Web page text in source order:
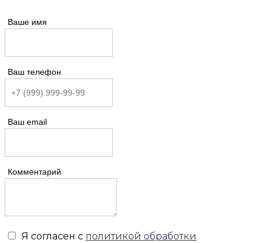
Ваше имя
Ваш телефон
Ваш email
Комментарий
Я согласен с политикой обработки